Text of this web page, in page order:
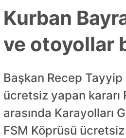
Kurban
ve otoyollar
Başkan Recep Tayyip
ücretsiz yapan kararı
arasında Karayolları
FSM Köprüsü